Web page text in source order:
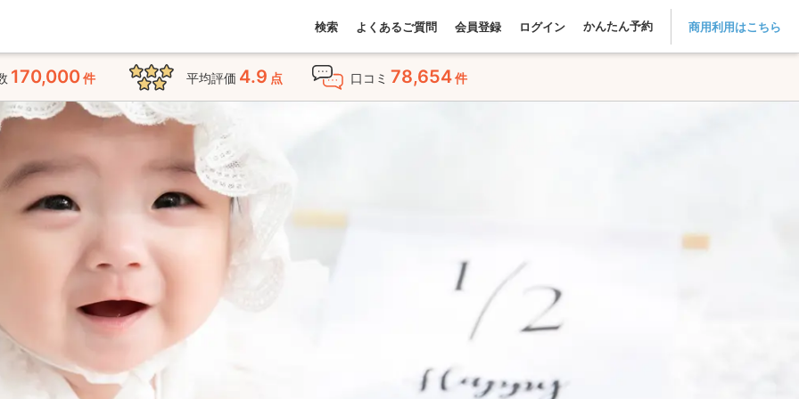
検索 よくあるご質問 会員登録 ログイン かんたん予約 商用利用はこちら
170,000件 平均評価 4.9 点 口コミ 78,654件